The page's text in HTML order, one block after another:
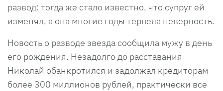
развод: тогда же стало известно, что супруг ей
изменял, а она многие годы терпела неверность.
Новость о разводе звезда сообщила мужу в день
его рождения. Незадолго до расставания
Николай обанкротился и задолжал кредиторам
более 300 миллионов рублей, практически все